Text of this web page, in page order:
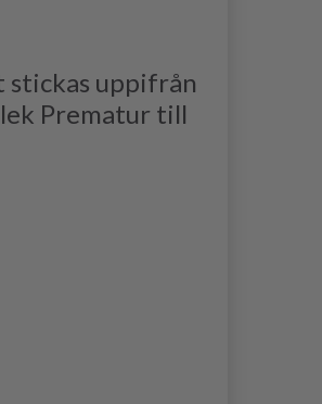
stickas uppifrån
Prematur till